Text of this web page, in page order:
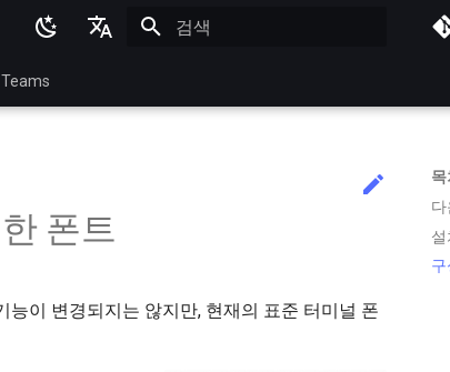
Español
日本語
Teams
다
설
구
폰트
능이 변경되지는 않지만, 현재의 표준 터미널 폰